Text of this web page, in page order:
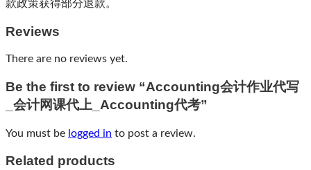
款政策获得部分退款。
Reviews
There are no reviews yet.
Be the first to review “Accounting会计作业代写
_会计网课代上_Accounting代考”
You must be logged in to post a review.
Related products